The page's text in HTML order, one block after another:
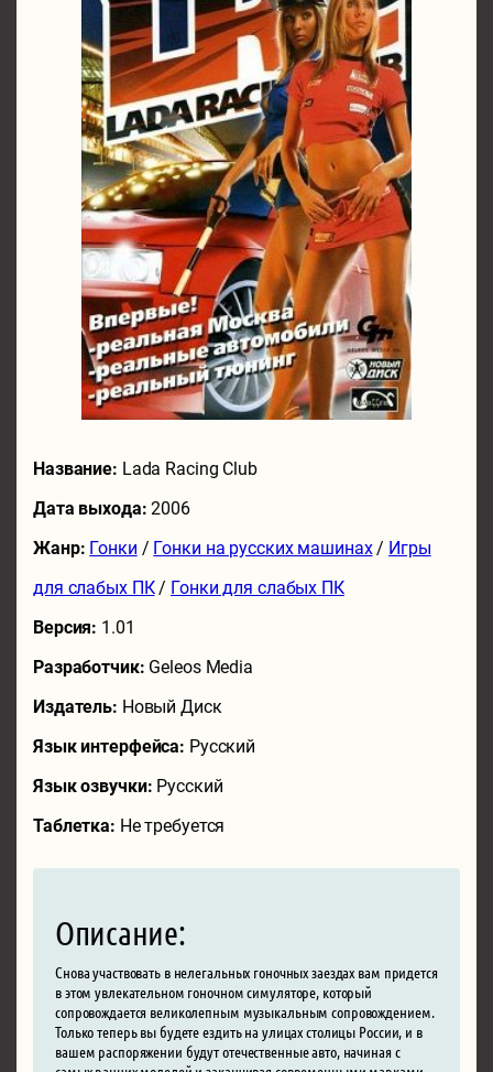
Название: Lada Racing Club
Дата выхода:2006
Жанр: Гонки / Гонки на русских машинах/ Игры
для слабых ПК/ Гонки для слабых ПК
Версия: 1.01
Разработчик: Geleos Media
Издатель: Новый Диск
Язык интерфейса: Русский
Язык озвучки: Русский
Таблетка: Не требуется
Описание:
Снова участвовать в нелегальных гоночных заездах вам придется
в этом увлекательном гоночном симуляторе, который
сопровождается великолепным музыкальным сопровождением.
Только теперь вы будете ездить на улицах столицы России, и в
вашем распоряжении будут отечественные авто, начиная с